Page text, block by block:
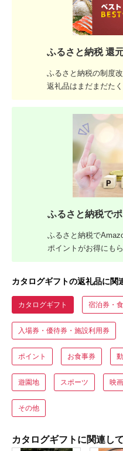
ふるさと納税 還
ふるさと納税の制度
返礼品はまだまだた
ふるさと納税で
ふるさと納税で
ポイントがお得にも
カタログギフトの返礼品に関
カタログギフト 宿泊券・
入場券・優待券・施設利用券
ポイント お食事券
遊園地 スポーツ 映画
その他
カタログギフトに関連し